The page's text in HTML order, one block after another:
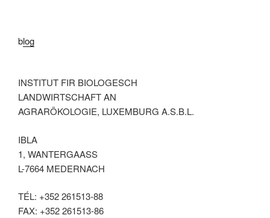
blog
INSTITUT FIR BIOLOGESCH
LANDWIRTSCHAFT AN
AGRARÖKOLOGIE, LUXEMBURG A.S.B.L.
IBLA
1, WANTERGAASS
L-7664 MEDERNACH
TÉL: +352 261513-88
FAX: +352 261513-86